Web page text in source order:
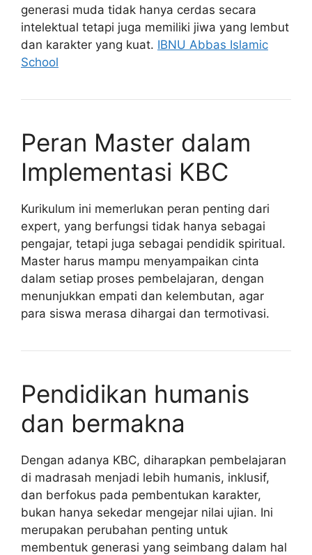
generasi muda tidak hanya cerdas secara
intelektual tetapi juga memiliki jiwa yang lembut
dan karakter yang kuat. IBNU Abbas Islamic
School
Peran Master dalam
Implementasi KBC
Kurikulum ini memerlukan peran penting dari
expert, yang berfungsi tidak hanya sebagai
pengajar, tetapi juga sebagai pendidik spiritual.
Master harus mampu menyampaikan cinta
dalam setiap proses pembelajaran, dengan
menunjukkan empati dan kelembutan, agar
para siswa merasa dihargai dan termotivasi.
Pendidikan humanis
dan bermakna
Dengan adanya KBC, diharapkan pembelajaran
di madrasah menjadi lebih humanis, inklusif,
dan berfokus pada pembentukan karakter,
bukan hanya sekedar mengejar nilai ujian. Ini
merupakan perubahan penting untuk
membentuk generasi yang seimbang dalam hal